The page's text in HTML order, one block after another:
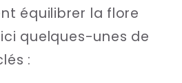
équilibrer la flore
quelques-unes de
: